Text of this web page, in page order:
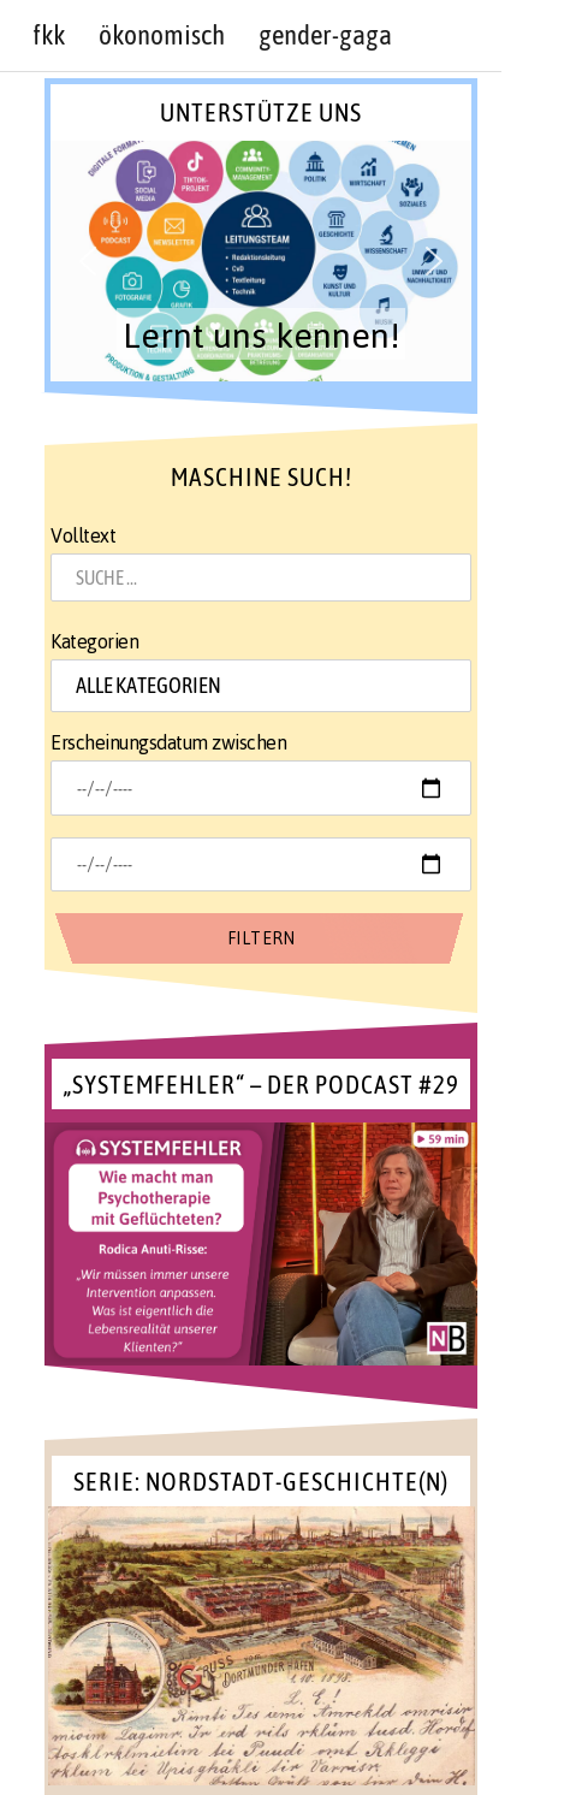
fkk ökonomisch gender-gaga
UNTERSTÜTZE UNS
Lernt uns kennen!
MASCHINE SUCH!
Volltext
Kategorien
Erscheinungsdatum zwischen
„SYSTEMFEHLER“ – DER PODCAST #29
SERIE: NORDSTADT-GESCHICHTE(N)